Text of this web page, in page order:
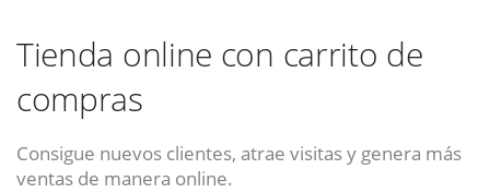
Tienda online con carrito de
compras
Consigue nuevos clientes, atrae visitas y genera más
ventas de manera online.